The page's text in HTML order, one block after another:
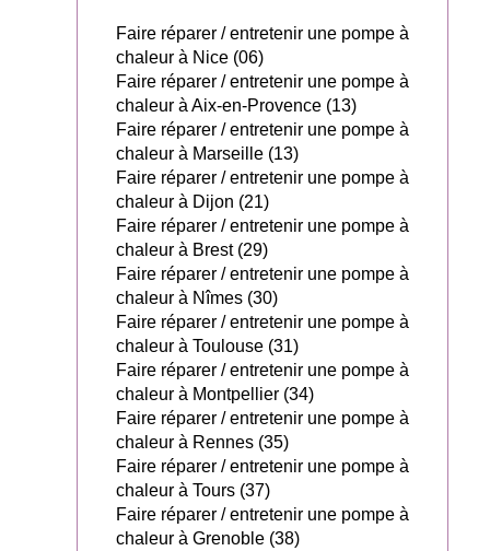
Faire réparer / entretenir une pompe à
chaleur à Nice (06)
Faire réparer / entretenir une pompe à
chaleur à Aix-en-Provence (13)
Faire réparer / entretenir une pompe à
chaleur à Marseille (13)
Faire réparer / entretenir une pompe à
chaleur à Dijon (21)
Faire réparer / entretenir une pompe à
chaleur à Brest (29)
Faire réparer / entretenir une pompe à
chaleur à Nîmes (30)
Faire réparer / entretenir une pompe à
chaleur à Toulouse (31)
Faire réparer / entretenir une pompe à
chaleur à Montpellier (34)
Faire réparer / entretenir une pompe à
chaleur à Rennes (35)
Faire réparer / entretenir une pompe à
chaleur à Tours (37)
Faire réparer / entretenir une pompe à
chaleur à Grenoble (38)